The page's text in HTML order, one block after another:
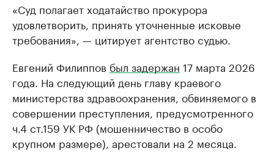
«Суд полагает ходатайство прокурора
удовлетворить, принять уточненные исковые
требования», — цитирует агентство судью.
Евгений Филиппов был задержан 17 марта 2026
года. На следующий день главу краевого
министерства здравоохранения, обвиняемого в
совершении преступления, предусмотренного
ч.4 ст.159 УК РФ (мошенничество в особо
крупном размере), арестовали на 2 месяца.